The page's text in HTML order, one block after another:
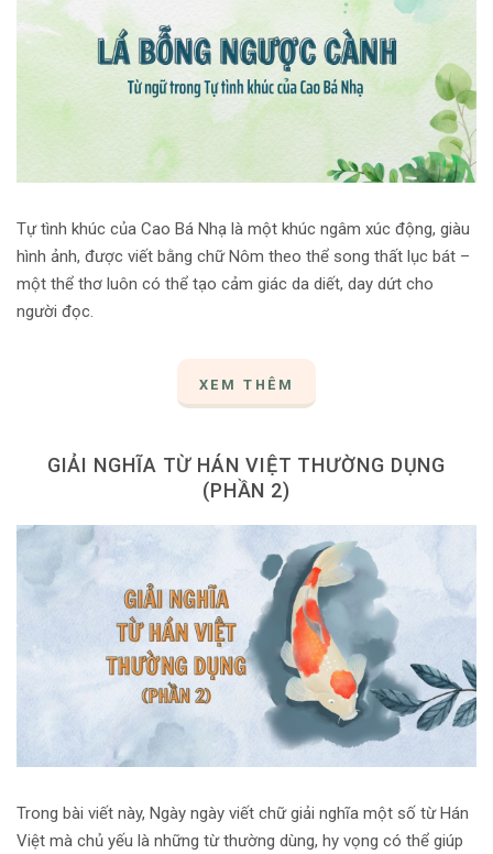
Tự tình khúc của Cao Bá Nhạ là một khúc ngâm xúc động, giàu
hình ảnh, được viết bằng chữ Nôm theo thể song thất lục bát –
một thể thơ luôn có thể tạo cảm giác da diết, day dứt cho
người đọc.
XEM THÊM
GIẢI NGHĨA TỪ HÁN VIỆT THƯỜNG DỤNG
(PHẦN 2)
Trong bài viết này, Ngày ngày viết chữ giải nghĩa một số từ Hán
Việt mà chủ yếu là những từ thường dùng, hy vọng có thể giúp